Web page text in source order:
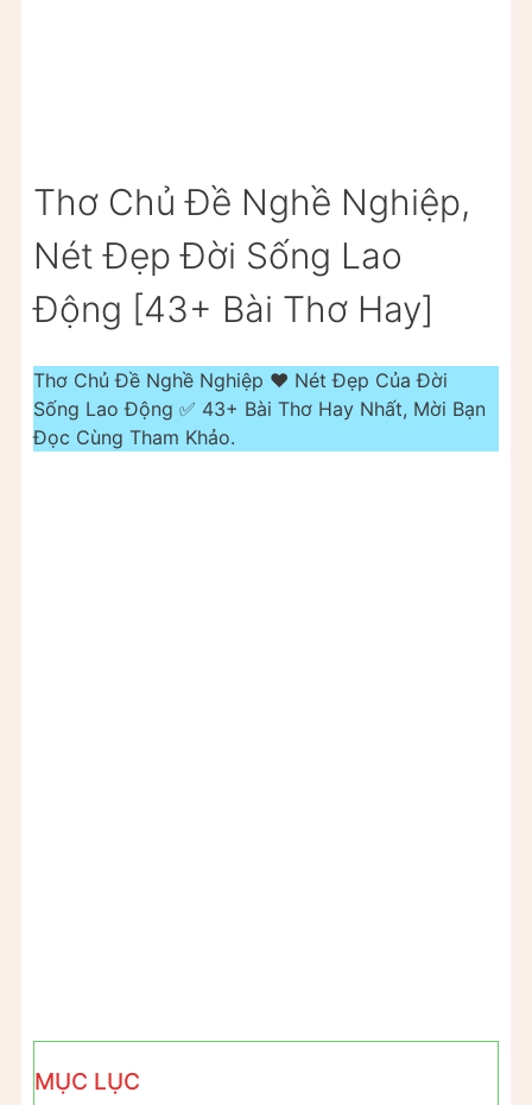
Thơ Chủ Đề Nghề Nghiệp,
Nét Đẹp Đời Sống Lao
Động [43+ Bài Thơ Hay]
Thơ Chủ Đề Nghề Nghiệp ❤️️ Nét Đẹp Của Đời
Sống Lao Động ✅ 43+ Bài Thơ Hay Nhất, Mời Bạn
Đọc Cùng Tham Khảo.
MỤC LỤC